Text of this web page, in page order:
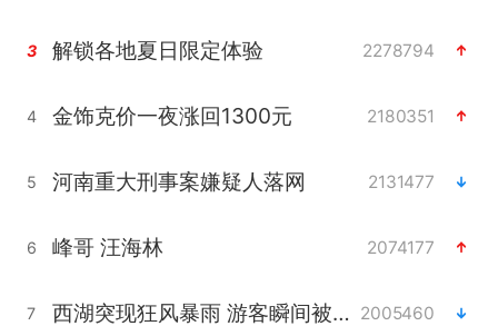
3 解锁各地夏日限定体验 2278794
4 金饰克价一夜涨回1300元 2180351
5 河南重大刑事案嫌疑人落网 2131477
6 峰哥 汪海林 2074177
7 西湖突现狂风暴雨 游客瞬间被浇透 2005460